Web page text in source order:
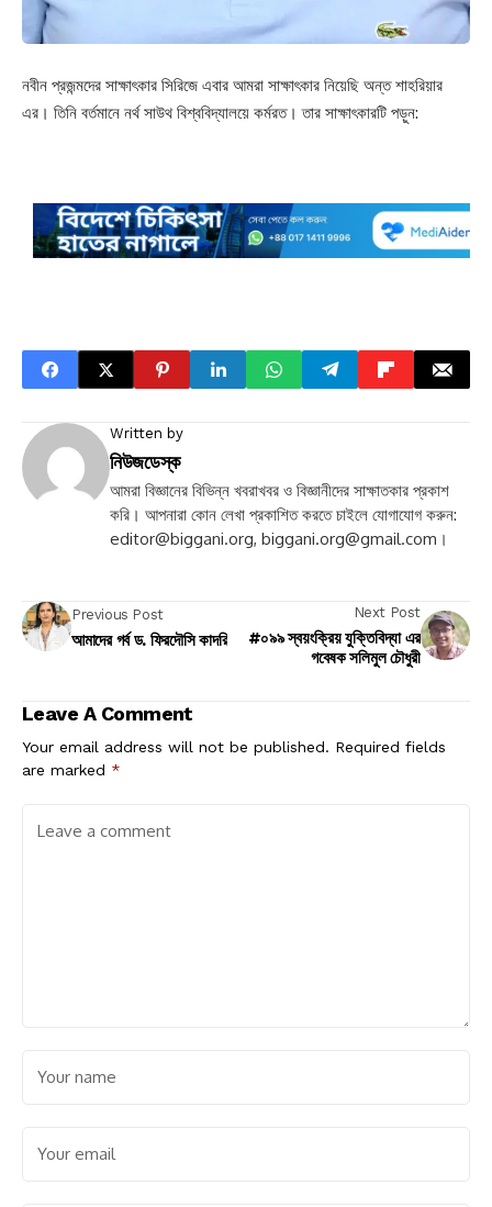
নবীন প্রজন্মদের সাক্ষাৎকার সিরিজে এবার আমরা সাক্ষাৎকার নিয়েছি অন্ত শাহরিয়ার
এর। তিনি বর্তমানে নর্থ সাউথ বিশ্ববিদ্যালয়ে কর্মরত। তার সাক্ষাৎকারটি পড়ুন:
Written by
নিউজডেস্ক
আমরা বিজ্ঞানের বিভিন্ন খবরাখবর ও বিজ্ঞানীদের সাক্ষাতকার প্রকাশ
করি। আপনারা কোন লেখা প্রকাশিত করতে চাইলে যোগাযোগ করুন:
editor@biggani.org, biggani.org@gmail.com ।
Previous Post
আমাদের গর্ব ড. ফিরদৌসি কাদরি
Next Post
#০৯৯ স্বয়ংক্রিয় যুক্তিবিদ্যা এর
গবেষক সলিমুল চৌধুরী
Leave A Comment
Your email address will not be published. Required fields
are marked *